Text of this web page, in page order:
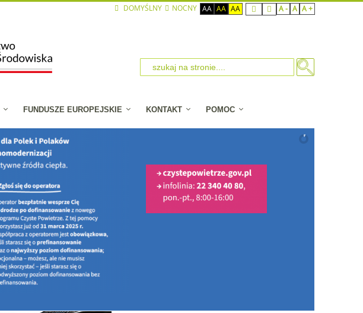
DOMYŚLNY NOCNY AA AA AA A - A A +
FUNDUSZE EUROPEJSKIE KONTAKT POMOC